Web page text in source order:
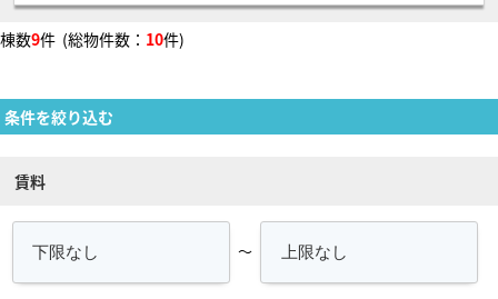
棟数9件 (総物件数： 10件)
条件を絞り込む
賃料
～